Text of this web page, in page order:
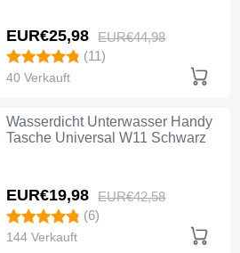
EUR€25,98 EUR€44,98
(11)
40 Verkauft
Wasserdicht Unterwasser Handy
Tasche Universal W11 Schwarz
EUR€19,98 EUR€42,58
(6)
144 Verkauft